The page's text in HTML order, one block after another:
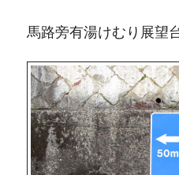
馬路旁有湯けむり展望